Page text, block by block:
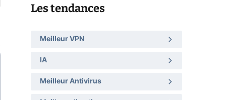
Les tendances
Meilleur VPN
IA
Meilleur Antivirus